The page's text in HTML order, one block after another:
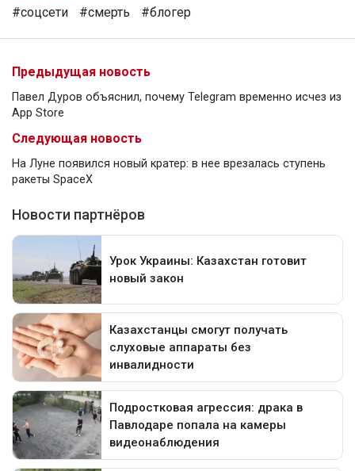
#соцсети #смерть #блогер
Предыдущая новость
Павел Дуров объяснил, почему Telegram временно исчез из
App Store
Следующая новость
На Луне появился новый кратер: в нее врезалась ступень
ракеты SpaceX